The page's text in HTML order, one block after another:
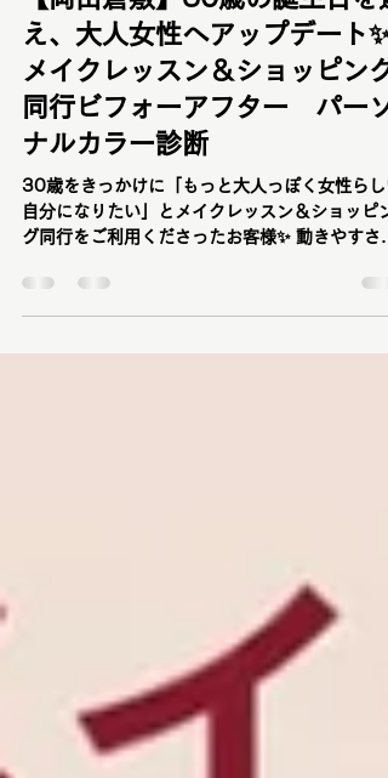
TOMOYO TAKABUCHI
5月17日
読了時間: 16分
【岡山倉敷】30歳の誕生日を
え、大人女性へアップデート✨
同行ビフォーアフター パーソ
ナルカラー診断
30歳をきっかけに「もっと大人っぽく女性らし